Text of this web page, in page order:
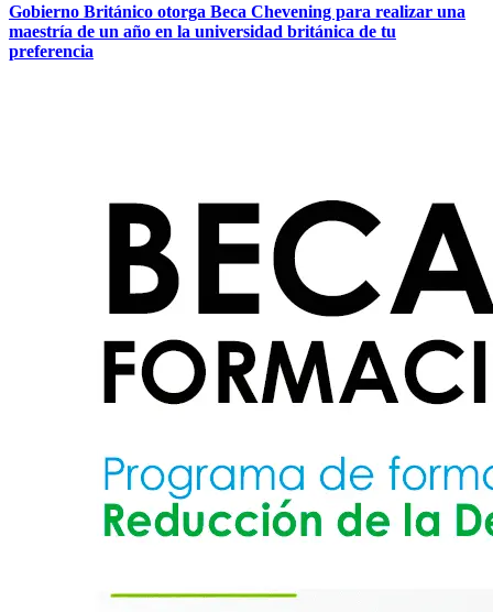
Gobierno Británico otorga Beca Chevening para realizar una
maestría de un año en la universidad británica de tu
preferencia